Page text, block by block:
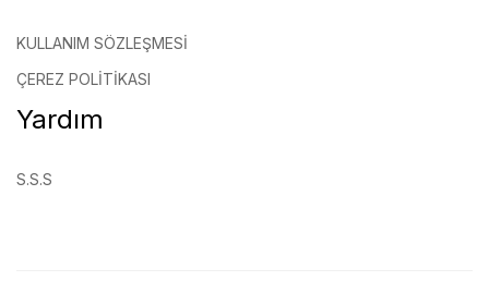
KULLANIM SÖZLEŞMESI
ÇEREZ POLITIKASI
Yardım
S.S.S